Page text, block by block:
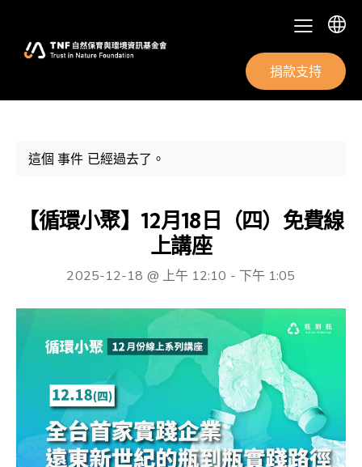
捐款支持
這個 事件 已經過去了。
【循環小聚】12月18日（四）免費線
上講座
2025-12-18 @ 上午 12:10 - 下午 1:05